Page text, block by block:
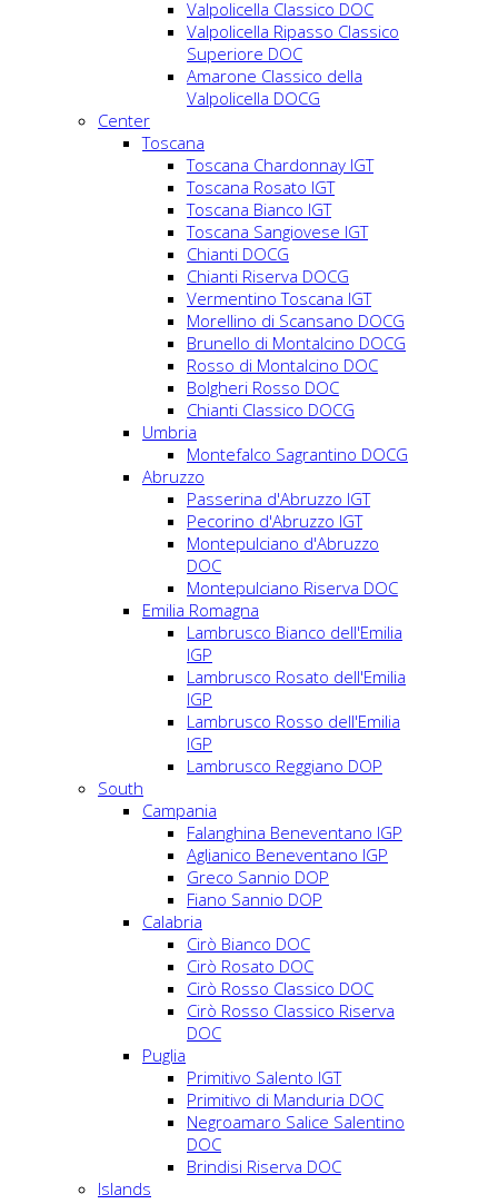
Valpolicella Classico DOC
Valpolicella Ripasso Classico
Superiore DOC
Amarone Classico della
Valpolicella DOCG
Center
Toscana
Toscana Chardonnay IGT
Toscana Rosato IGT
Toscana Bianco IGT
Toscana Sangiovese IGT
Chianti DOCG
Chianti Riserva DOCG
Vermentino Toscana IGT
Morellino di Scansano DOCG
Brunello di Montalcino DOCG
Rosso di Montalcino DOC
Bolgheri Rosso DOC
Chianti Classico DOCG
Umbria
Montefalco Sagrantino DOCG
Abruzzo
Passerina d'Abruzzo IGT
Pecorino d'Abruzzo IGT
Montepulciano d'Abruzzo
DOC
Montepulciano Riserva DOC
Emilia Romagna
Lambrusco Bianco dell'Emilia
IGP
Lambrusco Rosato dell'Emilia
IGP
Lambrusco Rosso dell'Emilia
IGP
Lambrusco Reggiano DOP
South
Campania
Falanghina Beneventano IGP
Aglianico Beneventano IGP
Greco Sannio DOP
Fiano Sannio DOP
Calabria
Cirò Bianco DOC
Cirò Rosato DOC
Cirò Rosso Classico DOC
Cirò Rosso Classico Riserva
DOC
Puglia
Primitivo Salento IGT
Primitivo di Manduria DOC
Negroamaro Salice Salentino
DOC
Brindisi Riserva DOC
Islands